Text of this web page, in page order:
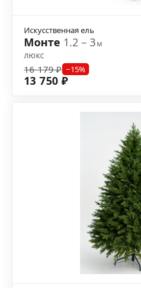
Искусственная ель
Монте 1.2 – 3м
люкс
16 179 ₽ −15%
13 750 ₽